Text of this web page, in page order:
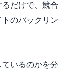
だけで、競合
のバックリン
いるのかを分